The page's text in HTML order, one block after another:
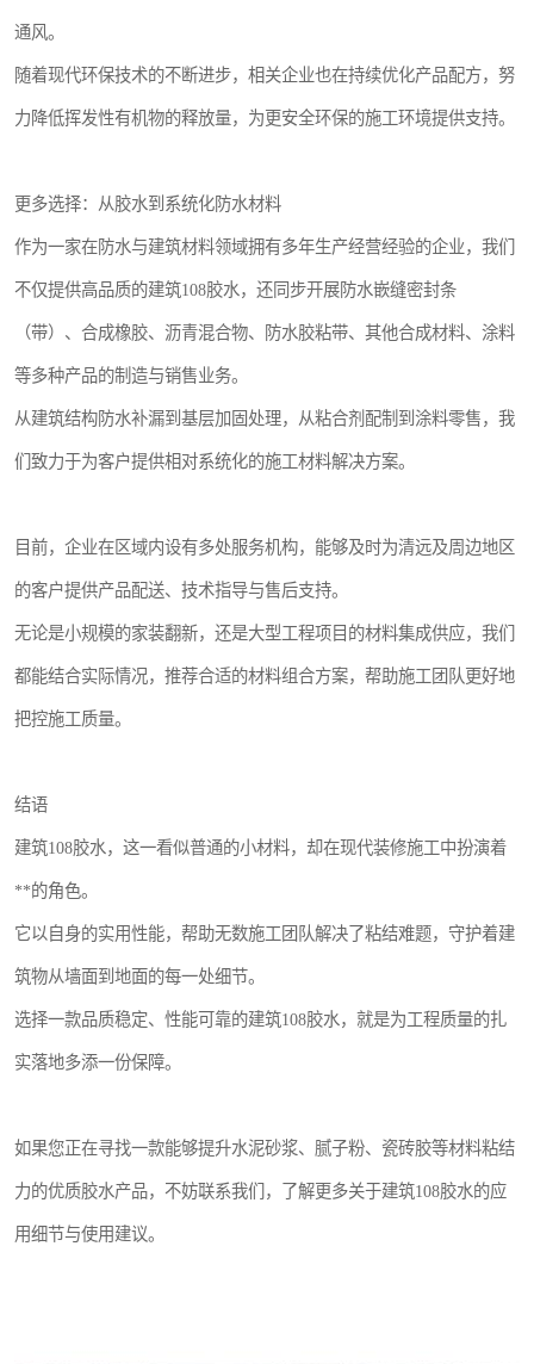
通风。
随着现代环保技术的不断进步，相关企业也在持续优化产品配方，努
力降低挥发性有机物的释放量，为更安全环保的施工环境提供支持。
更多选择：从胶水到系统化防水材料
作为一家在防水与建筑材料领域拥有多年生产经营经验的企业，我们
不仅提供高品质的建筑108胶水，还同步开展防水嵌缝密封条
（带）、合成橡胶、沥青混合物、防水胶粘带、其他合成材料、涂料
等多种产品的制造与销售业务。
从建筑结构防水补漏到基层加固处理，从粘合剂配制到涂料零售，我
们致力于为客户提供相对系统化的施工材料解决方案。
目前，企业在区域内设有多处服务机构，能够及时为清远及周边地区
的客户提供产品配送、技术指导与售后支持。
无论是小规模的家装翻新，还是大型工程项目的材料集成供应，我们
都能结合实际情况，推荐合适的材料组合方案，帮助施工团队更好地
把控施工质量。
结语
建筑108胶水，这一看似普通的小材料，却在现代装修施工中扮演着
**的角色。
它以自身的实用性能，帮助无数施工团队解决了粘结难题，守护着建
筑物从墙面到地面的每一处细节。
选择一款品质稳定、性能可靠的建筑108胶水，就是为工程质量的扎
实落地多添一份保障。
如果您正在寻找一款能够提升水泥砂浆、腻子粉、瓷砖胶等材料粘结
力的优质胶水产品，不妨联系我们，了解更多关于建筑108胶水的应
用细节与使用建议。